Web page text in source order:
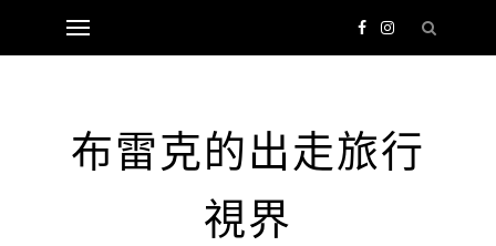
布雷克的出走旅行
視界